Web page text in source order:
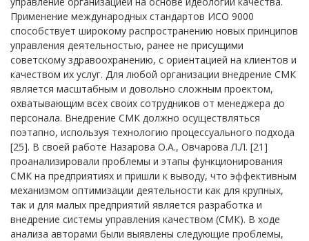
Применение международных стандартов ИСО 9000
способствует широкому распространению новых принципов
управления деятельностью, ранее не присущими
советскому здравоохранению, с ориентацией на клиентов и
качеством их услуг. Для любой организации внедрение СМК
является масштабным и довольно сложным проектом,
охватывающим всех своих сотрудников от менеджера до
персонала. Внедрение СМК должно осуществляться
поэтапно, используя технологию процессуального подхода
[25]. В своей работе Назарова О.А., Овчарова Л.Л. [21]
проанализировали проблемы и этапы функционирования
СМК на предприятиях и пришли к выводу, что эффективным
механизмом оптимизации деятельности как для крупных,
так и для малых предприятий является разработка и
внедрение системы управления качеством (СМК). В ходе
анализа авторами были выявлены следующие проблемы,